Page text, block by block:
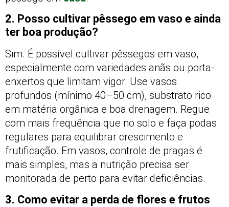
2. Posso cultivar pêssego em vaso e ainda
ter boa produção?
Sim. É possível cultivar pêssegos em vaso,
especialmente com variedades anãs ou porta-
enxertos que limitam vigor. Use vasos
profundos (mínimo 40–50 cm), substrato rico
em matéria orgânica e boa drenagem. Regue
com mais frequência que no solo e faça podas
regulares para equilibrar crescimento e
frutificação. Em vasos, controle de pragas é
mais simples, mas a nutrição precisa ser
monitorada de perto para evitar deficiências.
3. Como evitar a perda de flores e frutos